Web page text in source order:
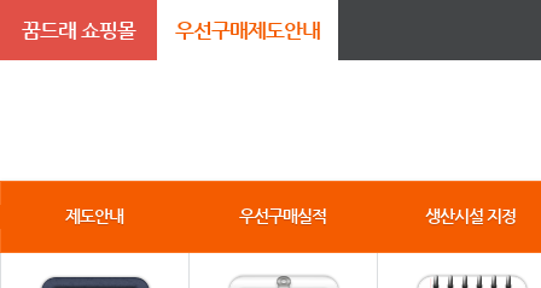
꿈드래 쇼핑몰 우선구매제도안내
제도안내 우선구매실적 생산시설 지정